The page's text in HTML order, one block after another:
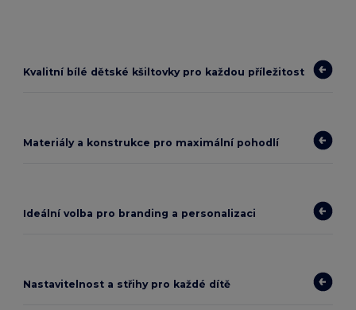
Kvalitní bílé dětské kšiltovky pro každou příležitost
Materiály a konstrukce pro maximální pohodlí
Ideální volba pro branding a personalizaci
Nastavitelnost a střihy pro každé dítě